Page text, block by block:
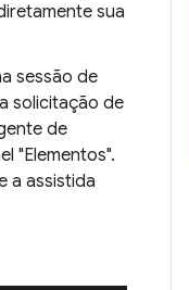
sua
sessão de
solicitação de
de
"Elementos".
a assistida